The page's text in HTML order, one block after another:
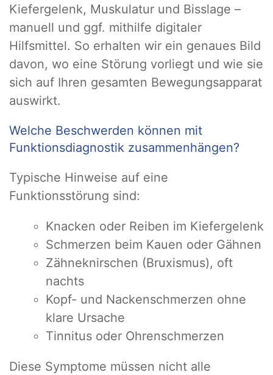
Kiefergelenk, Muskulatur und Bisslage –
manuell und ggf. mithilfe digitaler
Hilfsmittel. So erhalten wir ein genaues Bild
davon, wo eine Störung vorliegt und wie sie
sich auf Ihren gesamten Bewegungsapparat
auswirkt.
Welche Beschwerden können mit
Funktionsdiagnostik zusammenhängen?
Typische Hinweise auf eine
Funktionsstörung sind:
Knacken oder Reiben im Kiefergelenk
Schmerzen beim Kauen oder Gähnen
Zähneknirschen (Bruxismus), oft
nachts
Kopf- und Nackenschmerzen ohne
klare Ursache
Tinnitus oder Ohrenschmerzen
Diese Symptome müssen nicht alle